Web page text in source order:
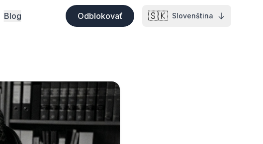
Blog Odblokovať 🇸🇰 Slovenština